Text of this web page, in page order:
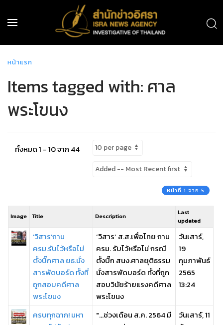
หน้าแรก
Items tagged with: ศาล
พระโขนง
ทั้งหมด 1 - 10 จาก 44
หน้าที่ 1 จาก 5
Image Title Description
Last
updated
'วิสาร'ถาม
ครม.รับไว้หรือไม่
ตั้งบิ๊กศาล ยธ.นั่ง
สารพัดบอร์ด ทั้งที่
ถูกสอบคดีศาล
พระโขนง
‘วิสาร’ ส.ส.เพื่อไทย ถาม
ครม. รับไว้หรือไม่ กรณี
ตั้งบิ๊ก สนง.ศาลยุติธรรม
นั่งสารพัดบอร์ด ทั้งที่ถูก
สอบวินัยร้ายแรงคดีศาล
พระโขนง
วันเสาร์,
19
กุมภาพันธ์
2565
13:24
ครบทุกฉาก! มหา
"...ช่วงเดือน ส.ค. 2564 มี
วันเสาร์, 11